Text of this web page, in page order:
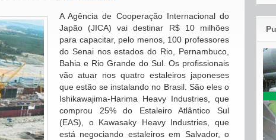
A Agência de Cooperação Internacional do
Japão (JICA) vai destinar R$ 10 milhões
para capacitar, pelo menos, 100 professores
do Senai nos estados do Rio, Pernambuco,
Bahia e Rio Grande do Sul. Os profissionais
vão atuar nos quatro estaleiros japoneses
que estão se instalando no Brasil. São eles o
Ishikawajima-Harima Heavy Industries, que
comprou 25% do Estaleiro Atlântico Sul
(EAS), o Kawasaky Heavy Industries, que
está negociando estaleiros em Salvador, o